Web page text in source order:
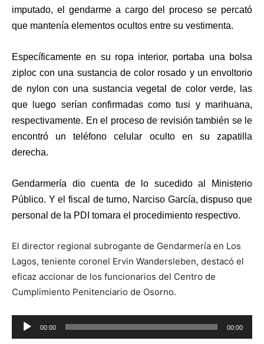
imputado, el gendarme a cargo del proceso se percató
que mantenía elementos ocultos entre su vestimenta.
Específicamente en su ropa interior, portaba una bolsa
ziploc con una sustancia de color rosado y un envoltorio
de nylon con una sustancia vegetal de color verde, las
que luego serían confirmadas como tusi y marihuana,
respectivamente. En el proceso de revisión también se le
encontró un teléfono celular oculto en su zapatilla
derecha.
Gendarmería dio cuenta de lo sucedido al Ministerio
Público. Y el fiscal de turno, Narciso García, dispuso que
personal de la PDI tomara el procedimiento respectivo.
El director regional subrogante de Gendarmería en Los
Lagos, teniente coronel Ervin Wandersleben, destacó el
eficaz accionar de los funcionarios del Centro de
Cumplimiento Penitenciario de Osorno.
Reproductor
de
00:00 00:00